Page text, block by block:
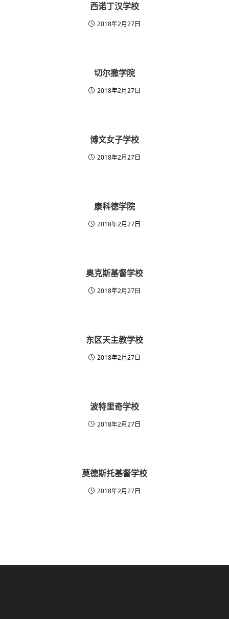
西诺丁汉学校
2018年2月27日
切尔撒学院
2018年2月27日
博文女子学校
2018年2月27日
康科德学院
2018年2月27日
奥克斯基督学校
2018年2月27日
东区天主教学校
2018年2月27日
波特里奇学校
2018年2月27日
莫德斯托基督学校
2018年2月27日